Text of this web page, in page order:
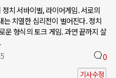
치 서바이벌, 라이어게임. 서로의
치열한 심리전이 벌어진다. 정치
운 형식의 토크 게임. 과연 끝까지 살
0
기사수정